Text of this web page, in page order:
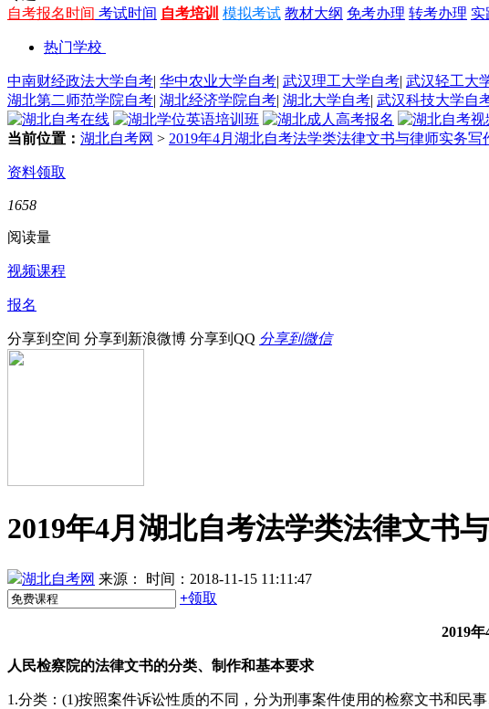
自考报名时间 考试时间 自考培训 模拟考试 教材大纲 免考办理 转考办理 实
热门学校
中南财经政法大学自考| 华中农业大学自考| 武汉理工大学自考| 武汉轻工大
湖北第二师范学院自考| 湖北经济学院自考| 湖北大学自考| 武汉科技大学自
当前位置： 湖北自考网 > 2019年4月湖北自考法学类法律文书与律师实务写
资料领取
1658
阅读量
视频课程
报名
分享到空间 分享到新浪微博 分享到QQ 分享到微信
2019年4月湖北自考法学类法律文书
湖北自考网 来源：
时间：2018-11-15 11:11:47
+领取
2019
人民检察院的法律文书的分类、制作和基本要求
1.分类：(1)按照案件诉讼性质的不同，分为刑事案件使用的检察文书和民